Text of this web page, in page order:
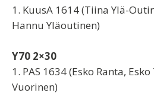
1. KuusA 1614 (Tiina Ylä-
Hannu Yläoutinen)
Y70 2×30
1. PAS 1634 (Esko Ranta,
Vuorinen)